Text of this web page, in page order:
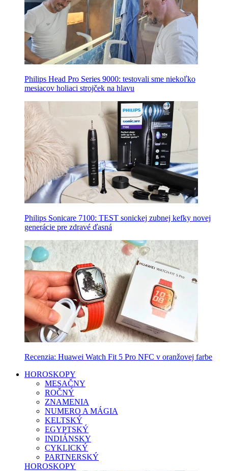
Philips Head Pro Series 9000: testovali sme niekoľko
mesiacov holiaci strojček na hlavu
Philips Sonicare 7100: TEST sonickej zubnej kefky novej
generácie pre zdravé ďasná
Recenzia: Huawei Watch Fit 5 Pro NFC v oranžovej farbe
HOROSKOPY
MESAČNY
ROČNÝ
ZNAMENIA
NUMERO A MÁGIA
KELTSKÝ
EGYPTSKÝ
INDIÁNSKY
CYKLICKÝ
PARTNERSKÝ
HOROSKOPY